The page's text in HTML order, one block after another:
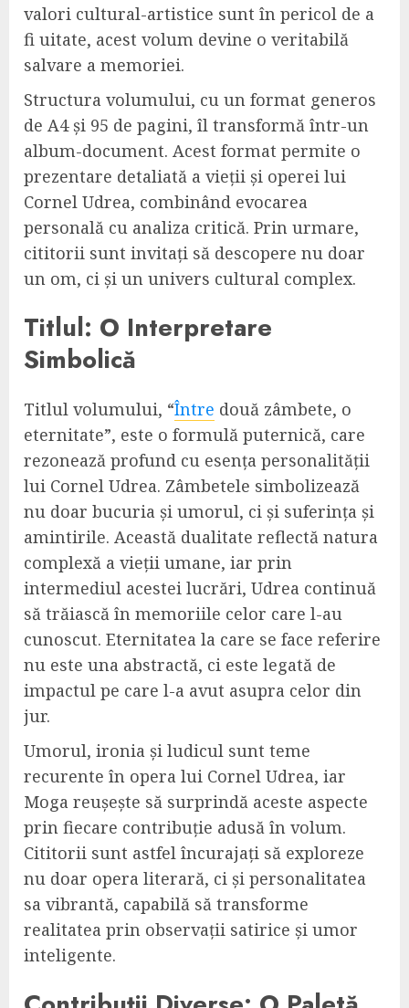
valori cultural-artistice sunt în pericol de a
fi uitate, acest volum devine o veritabilă
salvare a memoriei.
Structura volumului, cu un format generos
de A4 și 95 de pagini, îl transformă într-un
album-document. Acest format permite o
prezentare detaliată a vieții și operei lui
Cornel Udrea, combinând evocarea
personală cu analiza critică. Prin urmare,
cititorii sunt invitați să descopere nu doar
un om, ci și un univers cultural complex.
Titlul: O Interpretare
Simbolică
Titlul volumului, “Între două zâmbete, o
eternitate”, este o formulă puternică, care
rezonează profund cu esența personalității
lui Cornel Udrea. Zâmbetele simbolizează
nu doar bucuria și umorul, ci și suferința și
amintirile. Această dualitate reflectă natura
complexă a vieții umane, iar prin
intermediul acestei lucrări, Udrea continuă
să trăiască în memoriile celor care l-au
cunoscut. Eternitatea la care se face referire
nu este una abstractă, ci este legată de
impactul pe care l-a avut asupra celor din
jur.
Umorul, ironia și ludicul sunt teme
recurente în opera lui Cornel Udrea, iar
Moga reușește să surprindă aceste aspecte
prin fiecare contribuție adusă în volum.
Cititorii sunt astfel încurajați să exploreze
nu doar opera literară, ci și personalitatea
sa vibrantă, capabilă să transforme
realitatea prin observații satirice și umor
inteligente.